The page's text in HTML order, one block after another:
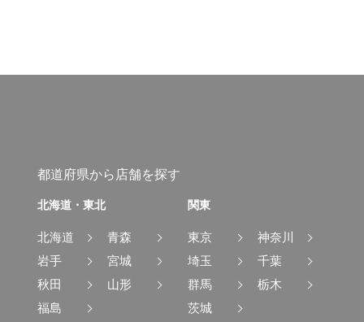
都道府県から店舗を探す
北海道・東北
北海道
青森
岩手
宮城
秋田
山形
福島
関東
東京
神奈川
埼玉
千葉
群馬
栃木
茨城